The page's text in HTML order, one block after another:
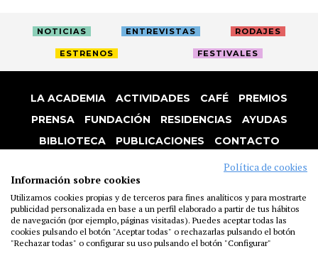
NOTICIAS ENTREVISTAS RODAJES
ESTRENOS FESTIVALES
LA ACADEMIA ACTIVIDADES CAFÉ
PREMIOS
PRENSA
FUNDACIÓN RESIDENCIAS
AYUDAS
BIBLIOTECA
PUBLICACIONES
CONTACTO
COOKIES
Política de cookies
Información sobre cookies
Utilizamos cookies propias y de terceros para fines analíticos y para mostrarte
publicidad personalizada en base a un perfil elaborado a partir de tus hábitos
de navegación (por ejemplo, páginas visitadas). Puedes aceptar todas las
cookies pulsando el botón "Aceptar todas" o rechazarlas pulsando el botón
"Rechazar todas" o configurar su uso pulsando el botón "Configurar"